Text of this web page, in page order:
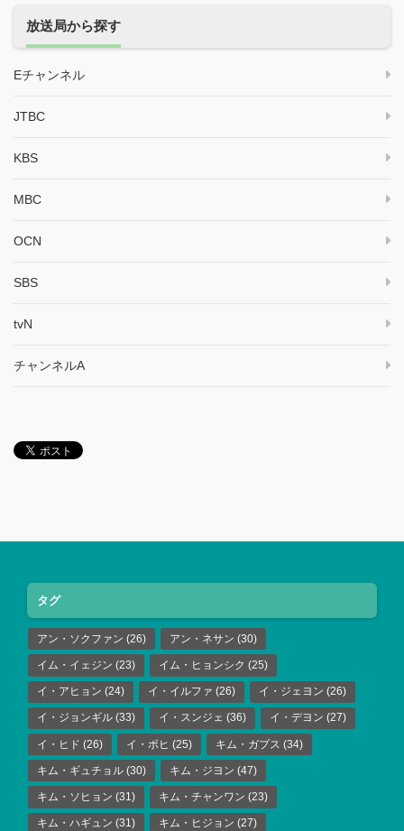
放送局から探す
Eチャンネル
JTBC
KBS
MBC
OCN
SBS
tvN
チャンネルA
タグ
アン・ソクファン (26) アン・ネサン (30)
イム・イェジン (23) イム・ヒョンシク (25)
イ・アヒョン (24) イ・イルファ (26) イ・ジェヨン (26)
イ・ジョンギル (33) イ・スンジェ (36) イ・デヨン (27)
イ・ヒド (26) イ・ボヒ (25) キム・ガプス (34)
キム・ギュチョル (30) キム・ジヨン (47)
キム・ソヒョン (31) キム・チャンワン (23)
キム・ハギュン (31) キム・ヒジョン (27)